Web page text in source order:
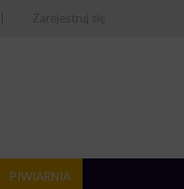
PIWIARNIA